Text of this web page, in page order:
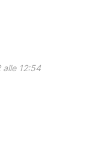
alle 12:54